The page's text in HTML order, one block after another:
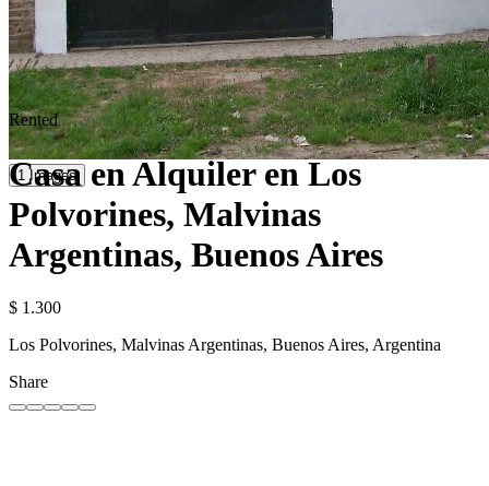
1 Images
Rented
Casa en Alquiler en Los
Polvorines, Malvinas
Argentinas, Buenos Aires
$ 1.300
Los Polvorines, Malvinas Argentinas, Buenos Aires, Argentina
Share